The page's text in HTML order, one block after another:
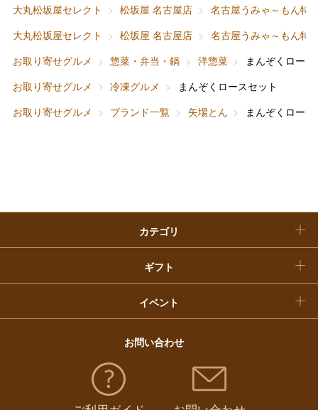
大丸松坂屋セレクト
松坂屋 名古屋店
名古屋うみゃ～もん特
大丸松坂屋セレクト
松坂屋 名古屋店
名古屋うみゃ～もん特
お取り寄せグルメ
惣菜・弁当・鍋 洋惣菜
まんぞくロー
お取り寄せグルメ
冷凍グルメ
まんぞくロースセット
お取り寄せグルメ
ブランド一覧 矢場とん まんぞくロー
カテゴリ
ファッション
ホーム＆インテリア
ベビー＆キッズ
ギフト
出産内祝い
結婚内祝い
お香典返し
快気祝い
イベント
父の日
お中元
敬老の日
福袋
お問い合わせ